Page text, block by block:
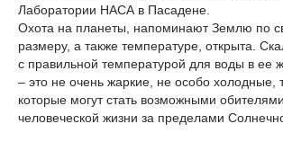
Лаборатории НАСА в Пасадене.
Охота на планеты, напоминают Землю по
размеру, а также температуре, открыта.
с правильной температурой для воды в ее
– это не очень жаркие, не особо холодные,
которые могут стать возможными
человеческой жизни за пределами